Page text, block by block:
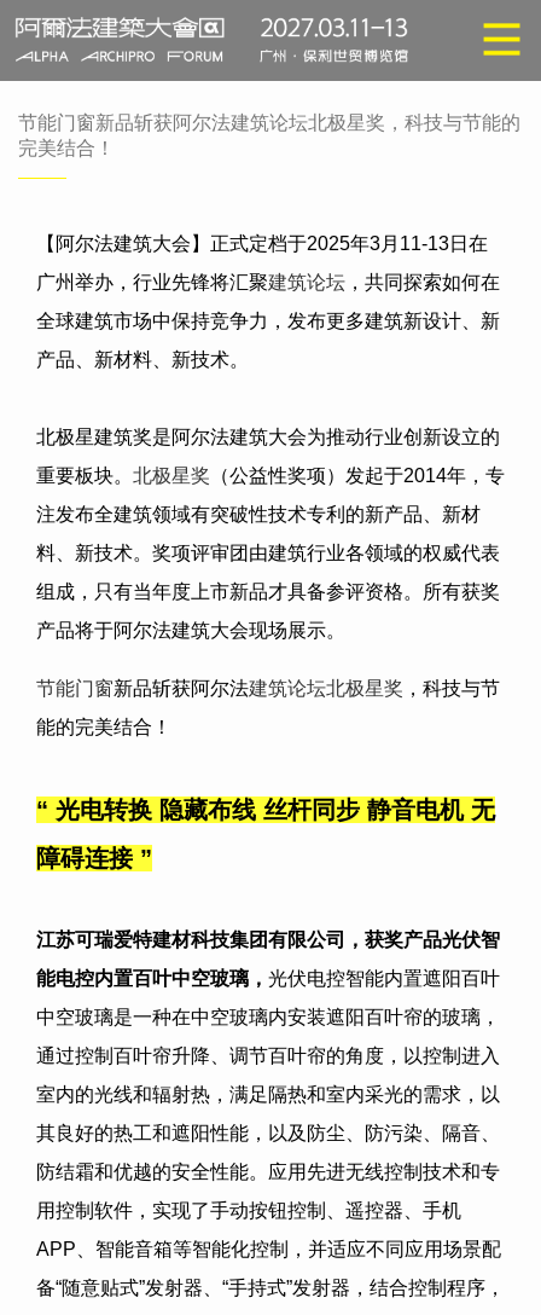
节能门窗新品斩获阿尔法建筑论坛北极星奖，科技与节能的
完美结合！
【阿尔法建筑大会】正式定档于2025年3月 11-13日在
广州举办，行业先锋将汇聚建筑论坛 ，共同探索如何在
全球建筑市场中保持竞争力，发布更多建筑新设计、新
产品、新材料、新技术。
北极星建筑奖是阿尔法建筑大会为推动行业创新设立的
重要板块。 北极星奖 （公益性奖项）发起于2014年，专
注发布全建筑领域有突破性技术专利的新产品、新材
料、新技术。奖项评审团由建筑行业各领域的权威代表
组成，只有当年度上市新品才具备参评资格。所有获奖
产品将于阿尔法建筑大会现场展示。
节能门窗新品斩获阿尔法建筑论坛北极星奖 ，科技与节
能的完美结合！
“ 光电转换 隐藏布线 丝杆同步 静音电机 无
障碍连接 ”
江苏可瑞爱特建材科技集团有限公司 ，获奖产品光伏智
能电控内置百叶中空玻璃 ， 光伏电控智能内置遮阳百叶
中空玻璃是一种在中空玻璃内安装遮阳百叶帘的玻璃，
通过控制百叶帘升降、调节百叶帘的角度，以控制进入
室内的光线和辐射热，满足隔热和室内采光的需求，以
其良好的热工和遮阳性能，以及防尘、防污染、隔音、
防结霜和优越的安全性能。应用先进无线控制技术和专
用控制软件，实现了手动按钮控制、遥控器、手机
APP、智能音箱等智能化控制，并适应不同应用场景配
备“随意贴式”发射器、“手持式”发射器，结合控制程序，